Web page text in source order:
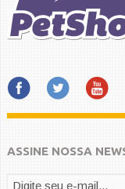
ASSINE NOSSA